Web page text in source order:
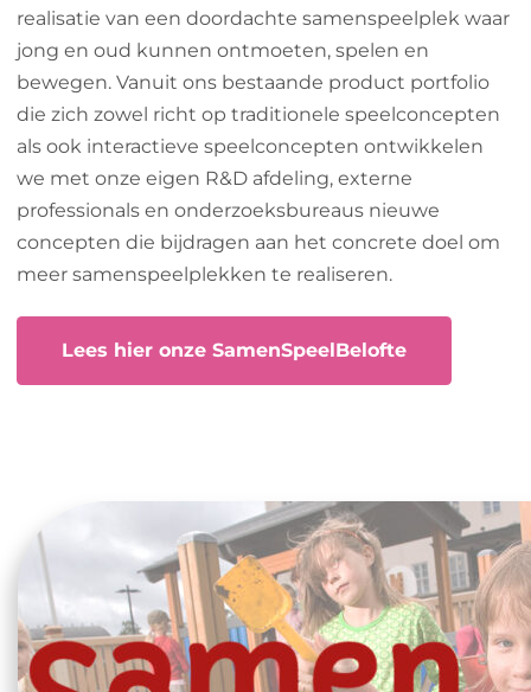
realisatie van een doordachte samenspeelplek waar
jong en oud kunnen ontmoeten, spelen en
bewegen. Vanuit ons bestaande product portfolio
die zich zowel richt op traditionele speelconcepten
als ook interactieve speelconcepten ontwikkelen
we met onze eigen R&D afdeling, externe
professionals en onderzoeksbureaus nieuwe
concepten die bijdragen aan het concrete doel om
meer samenspeelplekken te realiseren.
Lees hier onze SamenSpeelBelofte